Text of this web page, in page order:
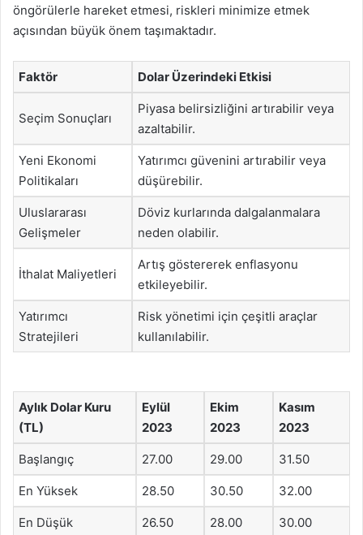
öngörülerle hareket etmesi, riskleri minimize etmek
açısından büyük önem taşımaktadır.
Faktör Dolar Üzerindeki Etkisi
Seçim Sonuçları
Piyasa belirsizliğini artırabilir veya
azaltabilir.
Yeni Ekonomi
Politikaları
Yatırımcı güvenini artırabilir veya
düşürebilir.
Uluslararası
Gelişmeler
Döviz kurlarında dalgalanmalara
neden olabilir.
İthalat Maliyetleri
Artış göstererek enflasyonu
etkileyebilir.
Yatırımcı
Stratejileri
Risk yönetimi için çeşitli araçlar
kullanılabilir.
Aylık Dolar Kuru
(TL)
Eylül
2023
Ekim
2023
Kasım
2023
Başlangıç 27.00 29.00 31.50
En Yüksek 28.50 30.50 32.00
En Düşük 26.50 28.00 30.00